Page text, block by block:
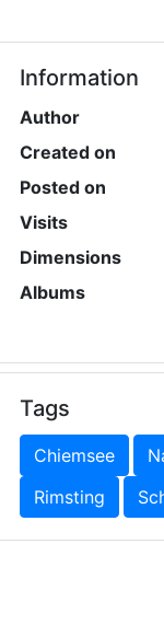
Information
Author
Created on
Posted on
Visits
Dimensions
Albums
Tags
Chiemsee
Rimsting